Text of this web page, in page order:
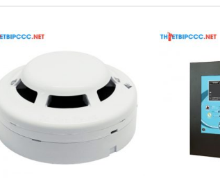
ABW50 không chỉ là một tủ điều khiển
hóa công tác phòng cháy:
Delay):
Đây là điểm khác biệt cốt lõi.
Nếu tín hiệu cháy vẫn tiếp tục xuất hiện
này giúp loại bỏ gần như hoàn toàn các